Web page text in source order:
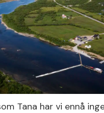
Tana har vi ennå